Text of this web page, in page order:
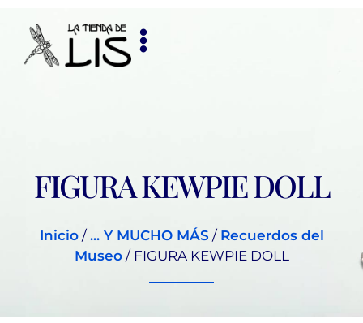
FIGURA KEWPIE DOLL
Inicio/ ... Y MUCHO MÁS / Recuerdos del
Museo/ FIGURA KEWPIE DOLL